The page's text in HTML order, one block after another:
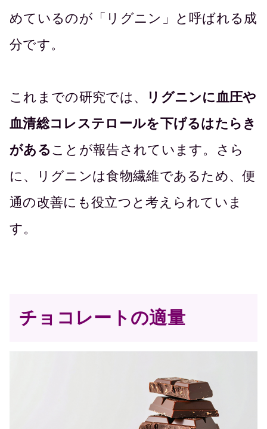
めているのが「リグニン」と呼ばれる成
分です。
これまでの研究では、
リグニンに血圧や
血清総コレステロールを下げるはたらき
がある ことが報告されています。さら
に、リグニンは食物繊維であるため、便
通の改善にも役立つと考えられていま
す。
チョコレートの適量